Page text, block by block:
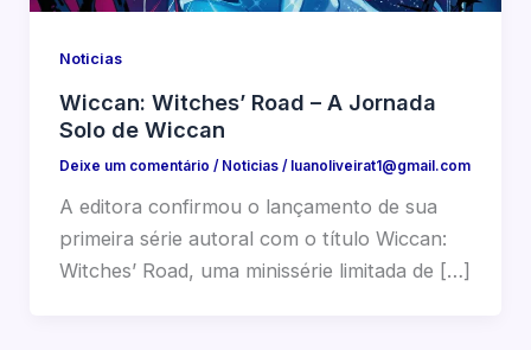
Noticias
Wiccan: Witches’ Road – A Jornada
Solo de Wiccan
Deixe um comentário / Noticias/ luanoliveirat1@gmail.com
A editora confirmou o lançamento de sua
primeira série autoral com o título Wiccan:
Witches’ Road, uma minissérie limitada de […]